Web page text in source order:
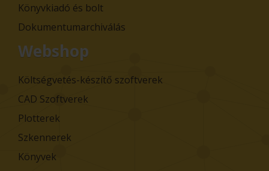
Könyvkiadó és bolt
Dokumentumarchiválás
Webshop
Költségvetés-készítő szoftverek
CAD Szoftverek
Plotterek
Szkennerek
Könyvek